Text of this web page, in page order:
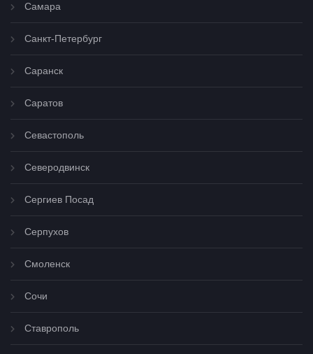
Самара
Санкт-Петербург
Саранск
Саратов
Севастополь
Северодвинск
Сергиев Посад
Серпухов
Смоленск
Сочи
Ставрополь